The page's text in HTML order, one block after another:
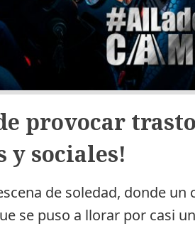
provocar
y sociales!
de soledad, donde un
se puso a llorar por casi